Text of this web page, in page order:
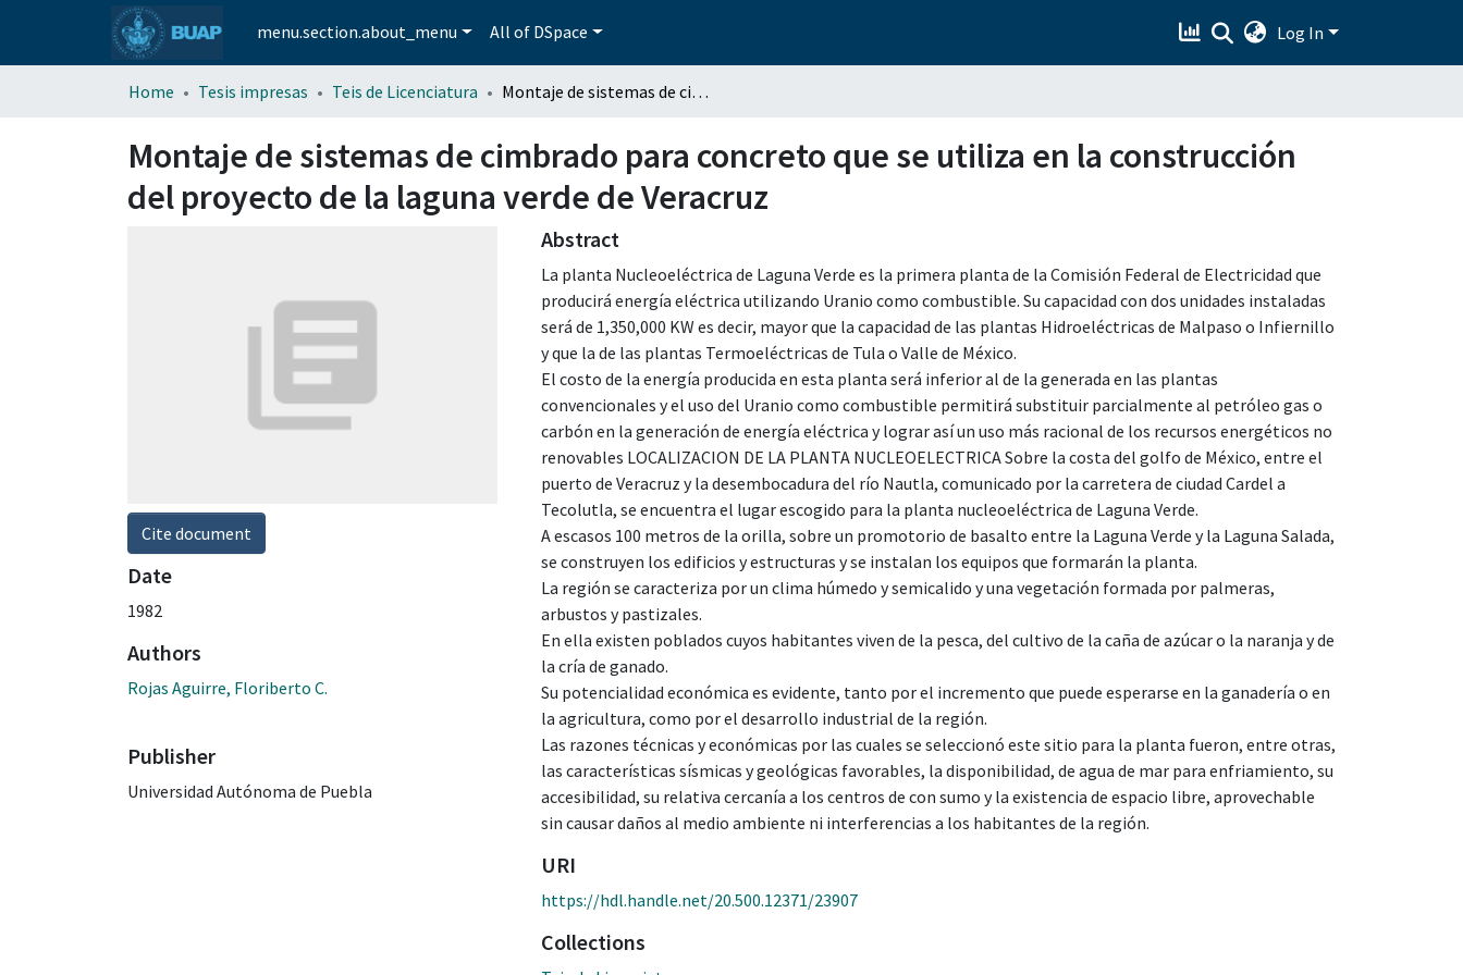
menu.section.about_menu All of DSpace Log In
Home Tesis impresas Teis de Licenciatura Montaje de sistemas de cimbrado para concreto que se utiliza en la construcción del proyecto de la laguna verde de Veracruz
Montaje de sistemas de cimbrado para concreto que se utiliza en la construcción
del proyecto de la laguna verde de Veracruz
Cite document
Date
1982
Authors
Rojas Aguirre, Floriberto C.
Publisher
Universidad Autónoma de Puebla
Abstract
La planta Nucleoeléctrica de Laguna Verde es la primera planta de la Comisión Federal de Electricidad que
producirá energía eléctrica utilizando Uranio como combustible. Su capacidad con dos unidades instaladas
será de 1,350,000 KW es decir, mayor que la capacidad de las plantas Hidroeléctricas de Malpaso o Infiernillo
y que la de las plantas Termoeléctricas de Tula o Valle de México.
El costo de la energía producida en esta planta será inferior al de la generada en las plantas
convencionales y el uso del Uranio como combustible permitirá substituir parcialmente al petróleo gas o
carbón en la generación de energía eléctrica y lograr así un uso más racional de los recursos energéticos no
renovables LOCALIZACION DE LA PLANTA NUCLEOELECTRICA Sobre la costa del golfo de México, entre el
puerto de Veracruz y la desembocadura del río Nautla, comunicado por la carretera de ciudad Cardel a
Tecolutla, se encuentra el lugar escogido para la planta nucleoeléctrica de Laguna Verde.
A escasos 100 metros de la orilla, sobre un promotorio de basalto entre la Laguna Verde y la Laguna Salada,
se construyen los edificios y estructuras y se instalan los equipos que formarán la planta.
La región se caracteriza por un clima húmedo y semicalido y una vegetación formada por palmeras,
arbustos y pastizales.
En ella existen poblados cuyos habitantes viven de la pesca, del cultivo de la caña de azúcar o la naranja y de
la cría de ganado.
Su potencialidad económica es evidente, tanto por el incremento que puede esperarse en la ganadería o en
la agricultura, como por el desarrollo industrial de la región.
Las razones técnicas y económicas por las cuales se seleccionó este sitio para la planta fueron, entre otras,
las características sísmicas y geológicas favorables, la disponibilidad, de agua de mar para enfriamiento, su
accesibilidad, su relativa cercanía a los centros de con sumo y la existencia de espacio libre, aprovechable
sin causar daños al medio ambiente ni interferencias a los habitantes de la región.
URI
https://hdl.handle.net/20.500.12371/23907
Collections